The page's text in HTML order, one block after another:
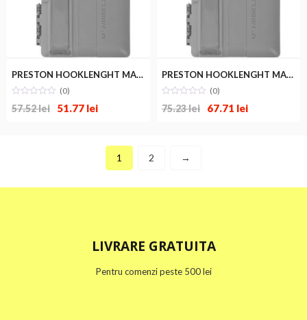
PRESTON INNOVATION
PRESTON HOOKLENGHT MAG-STORE UNLOADED 10cm
(0)
57.52lei 51.77 lei PRESTON INNOVATION
PRESTON HOOKLENGHT MAG-STORE UNLOADED 15cm
(0)
75.23lei 67.71 lei
1 2 →
LIVRARE GRATUITA
Pentru comenzi peste 500 lei